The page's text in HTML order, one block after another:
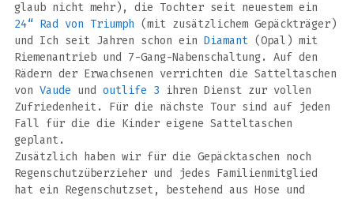
glaub nicht mehr), die Tochter seit neuestem ein
24“ Rad von Triumph (mit zusätzlichem Gepäckträger)
und Ich seit Jahren schon ein Diamant(Opal) mit
Riemenantrieb und 7-Gang-Nabenschaltung. Auf den
Rädern der Erwachsenen verrichten die Satteltaschen
von Vaude und outlife 3 ihren Dienst zur vollen
Zufriedenheit. Für die nächste Tour sind auf jeden
Fall für die die Kinder eigene Satteltaschen
geplant.
Zusätzlich haben wir für die Gepäcktaschen noch
Regenschutzüberzieher und jedes Familienmitglied
hat ein Regenschutzset, bestehend aus Hose und